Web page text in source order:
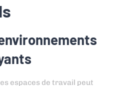
espaces de travail peut